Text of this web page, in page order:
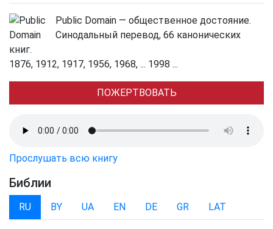
Public Domain — общественное достояние.
Синодальный перевод, 66 канонических
книг.
1876, 1912, 1917, 1956, 1968, ... 1998 ...
ПОЖЕРТВОВАТЬ
Прослушать всю книгу
Библии
RU BY UA EN DE GR LAT